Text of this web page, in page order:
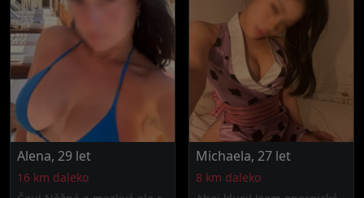
Alena, 29 let
16 km daleko
Michaela, 27 let
8 km daleko